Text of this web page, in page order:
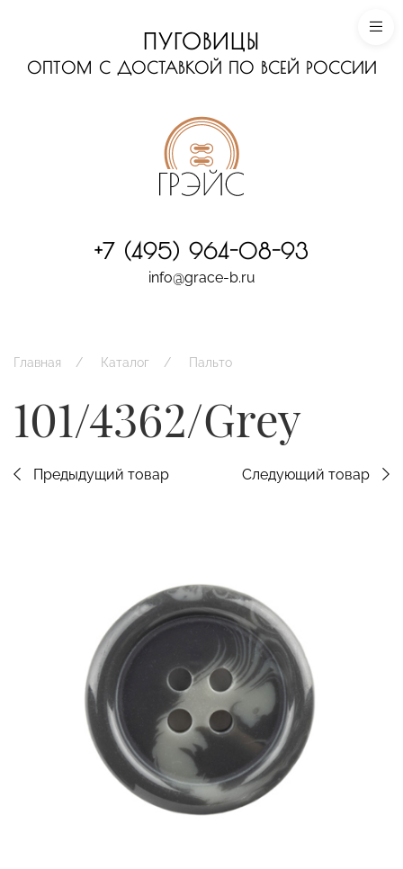
ПУГОВИЦЫ
ОПТОМ С ДОСТАВКОЙ ПО ВСЕЙ РОССИИ
+7 (495) 964-08-93
info@grace-b.ru
Главная Каталог Пальто
101/4362/Grey
Предыдущий товар Следующий товар